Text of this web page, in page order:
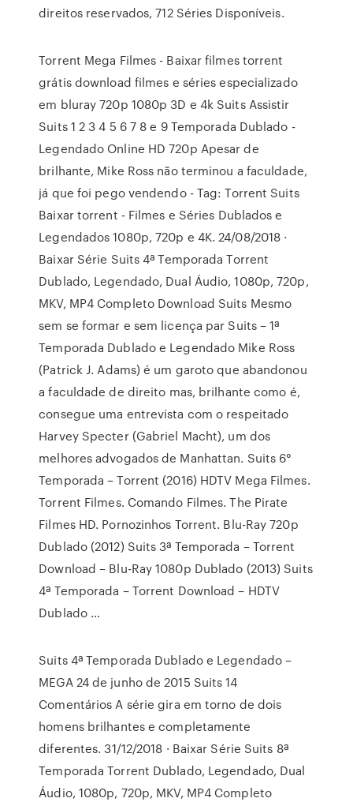
direitos reservados, 712 Séries Disponíveis.
Torrent Mega Filmes - Baixar filmes torrent
grátis download filmes e séries especializado
em bluray 720p 1080p 3D e 4k Suits Assistir
Suits 1 2 3 4 5 6 7 8 e 9 Temporada Dublado -
Legendado Online HD 720p Apesar de
brilhante, Mike Ross não terminou a faculdade,
já que foi pego vendendo - Tag: Torrent Suits
Baixar torrent - Filmes e Séries Dublados e
Legendados 1080p, 720p e 4K. 24/08/2018 ·
Baixar Série Suits 4ª Temporada Torrent
Dublado, Legendado, Dual Áudio, 1080p, 720p,
MKV, MP4 Completo Download Suits Mesmo
sem se formar e sem licença par Suits – 1ª
Temporada Dublado e Legendado Mike Ross
(Patrick J. Adams) é um garoto que abandonou
a faculdade de direito mas, brilhante como é,
consegue uma entrevista com o respeitado
Harvey Specter (Gabriel Macht), um dos
melhores advogados de Manhattan. Suits 6°
Temporada – Torrent (2016) HDTV Mega Filmes.
Torrent Filmes. Comando Filmes. The Pirate
Filmes HD. Pornozinhos Torrent. Blu-Ray 720p
Dublado (2012) Suits 3ª Temporada – Torrent
Download – Blu-Ray 1080p Dublado (2013) Suits
4ª Temporada – Torrent Download – HDTV
Dublado …
Suits 4ª Temporada Dublado e Legendado –
MEGA 24 de junho de 2015 Suits 14
Comentários A série gira em torno de dois
homens brilhantes e completamente
diferentes. 31/12/2018 · Baixar Série Suits 8ª
Temporada Torrent Dublado, Legendado, Dual
Áudio, 1080p, 720p, MKV, MP4 Completo